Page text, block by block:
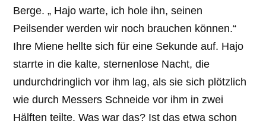
Berge. „ Hajo warte, ich hole ihn, seinen
Peilsender werden wir noch brauchen können.“
Ihre Miene hellte sich für eine Sekunde auf. Hajo
starrte in die kalte, sternenlose Nacht, die
undurchdringlich vor ihm lag, als sie sich plötzlich
wie durch Messers Schneide vor ihm in zwei
Hälften teilte. Was war das? Ist das etwa schon